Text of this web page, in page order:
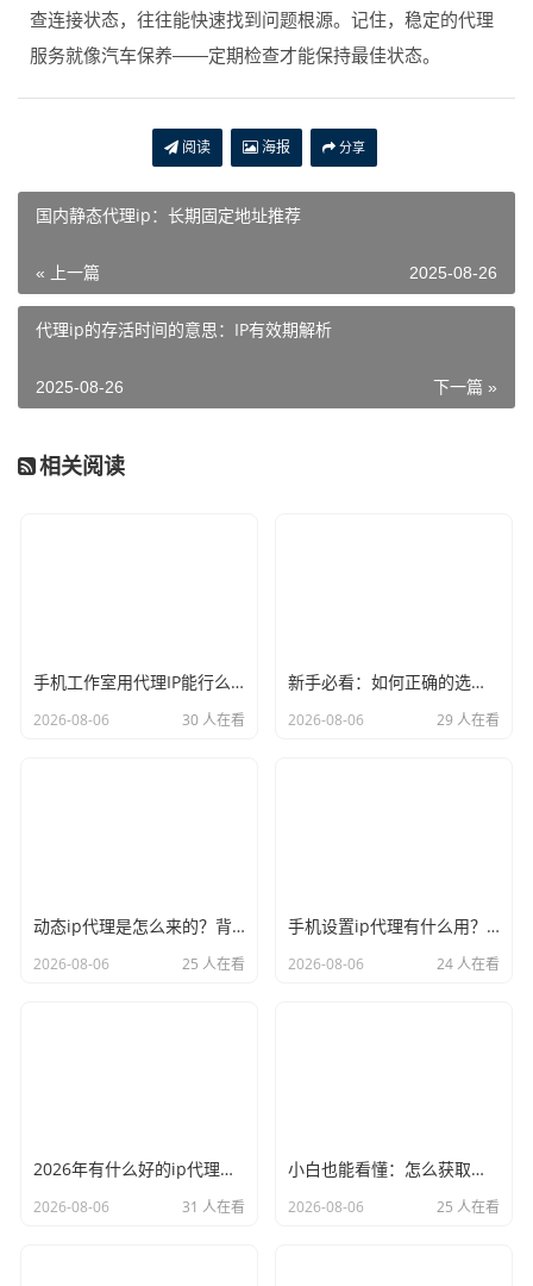
查连接状态，往往能快速找到问题根源。记住，稳定的代理
服务就像汽车保养——定期检查才能保持最佳状态。
阅读 海报 分享
国内静态代理ip：长期固定地址推荐
« 上一篇 2025-08-26
代理ip的存活时间的意思：IP有效期解析
下一篇 »
2025-08-26
相关阅读
手机工作室用代理IP能行么？过来人的经验告诉你答案
2026-08-06 30 人在看
新手必看：如何正确的选择代理ip软件，别再交智商税了
2026-08-06 29 人在看
动态ip代理是怎么来的？背后的原理比你想象的精彩
2026-08-06 25 人在看
手机设置ip代理有什么用？不只是改定位那么简单
2026-08-06 24 人在看
2026年有什么好的ip代理软件？亲测后我只推荐这几个
2026-08-06 31 人在看
小白也能看懂：怎么获取代理ip和端口号，一步步教会你
2026-08-06 25 人在看